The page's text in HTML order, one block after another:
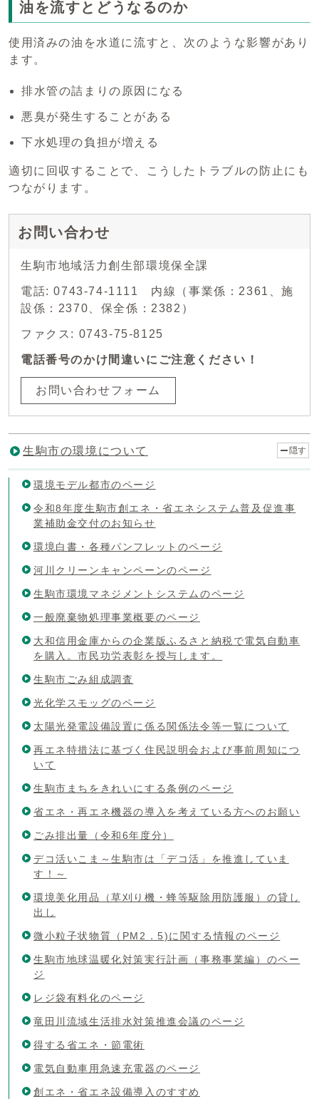
油を流すとどうなるのか
使用済みの油を水道に流すと、次のような影響があり
ます。
排水管の詰まりの原因になる
悪臭が発生することがある
下水処理の負担が増える
適切に回収することで、こうしたトラブルの防止にも
つながります。
お問い合わせ
生駒市地域活力創生部環境保全課
電話: 0743-74-1111 内線（事業係：2361、施
設係：2370、保全係：2382）
ファクス: 0743-75-8125
電話番号のかけ間違いにご注意ください！
お問い合わせフォーム
生駒市の環境について 隠す
環境モデル都市のページ
令和8年度生駒市創エネ・省エネシステム普及促進事
業補助金交付のお知らせ
環境白書・各種パンフレットのページ
河川クリーンキャンペーンのページ
生駒市環境マネジメントシステムのページ
一般廃棄物処理事業概要のページ
大和信用金庫からの企業版ふるさと納税で電気自動車
を購入。市民功労表彰を授与します。
生駒市ごみ組成調査
光化学スモッグのページ
太陽光発電設備設置に係る関係法令等一覧について
再エネ特措法に基づく住民説明会および事前周知につ
いて
生駒市まちをきれいにする条例のページ
省エネ・再エネ機器の導入を考えている方へのお願い
ごみ排出量（令和6年度分）
デコ活いこま～生駒市は「デコ活」を推進していま
す！～
環境美化用品（草刈り機・蜂等駆除用防護服）の貸し
出し
微小粒子状物質（PM2．5)に関する情報のページ
生駒市地球温暖化対策実行計画（事務事業編）のペー
ジ
レジ袋有料化のページ
竜田川流域生活排水対策推進会議のページ
得する省エネ・節電術
電気自動車用急速充電器のページ
創エネ・省エネ設備導入のすすめ